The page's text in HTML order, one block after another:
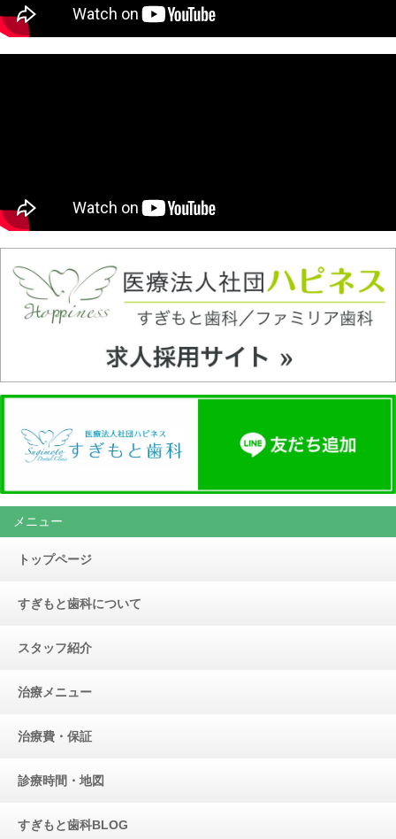
メニュー
トップページ
すぎもと歯科について
スタッフ紹介
治療メニュー
治療費・保証
診療時間・地図
すぎもと歯科BLOG